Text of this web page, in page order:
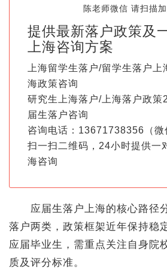
陈老师微信 请扫描
提供最新落户政策及
上海咨询方案
上海留学生落户/留学生落户上
海政策咨询
研究生上海落户/上海落户政策
届生落户咨询
咨询电话：13671738356（微
扫一扫二维码，24小时提供一
海咨询
应届生落户上海的核心路径
落户两类，政策框架近年保持稳
应届毕业生，需重点关注自身院
质及评分标准。